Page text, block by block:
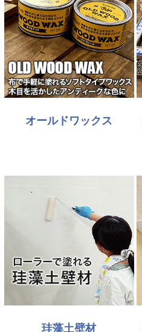
オールドワックス
珪藻土壁材